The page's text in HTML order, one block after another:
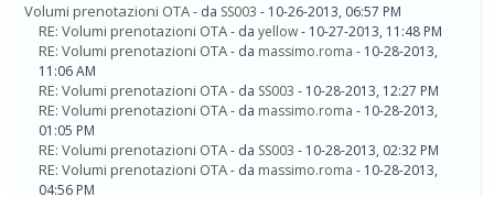
Volumi prenotazioni OTA- da SS003 - 10-26-2013, 06:57 PM
RE: Volumi prenotazioni OTA- da yellow- 10-27-2013, 11:48 PM
RE: Volumi prenotazioni OTA- da massimo.roma - 10-28-2013,
11:06 AM
RE: Volumi prenotazioni OTA- da SS003 - 10-28-2013, 12:27 PM
RE: Volumi prenotazioni OTA- da massimo.roma - 10-28-2013,
01:05 PM
RE: Volumi prenotazioni OTA- da SS003 - 10-28-2013, 02:32 PM
RE: Volumi prenotazioni OTA- da massimo.roma - 10-28-2013,
04:56 PM